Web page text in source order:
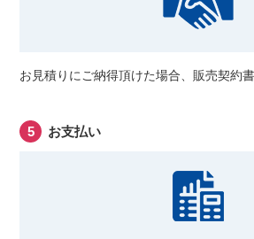
お見積りにご納得頂けた場合、販売契約
お支払い